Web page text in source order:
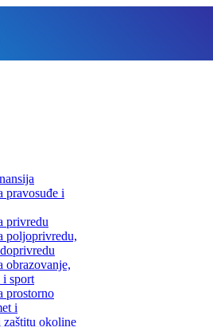
pravosuđe i
privredu
poljoprivredu,
obrazovanje,
i sport
prostorno
i
okoline